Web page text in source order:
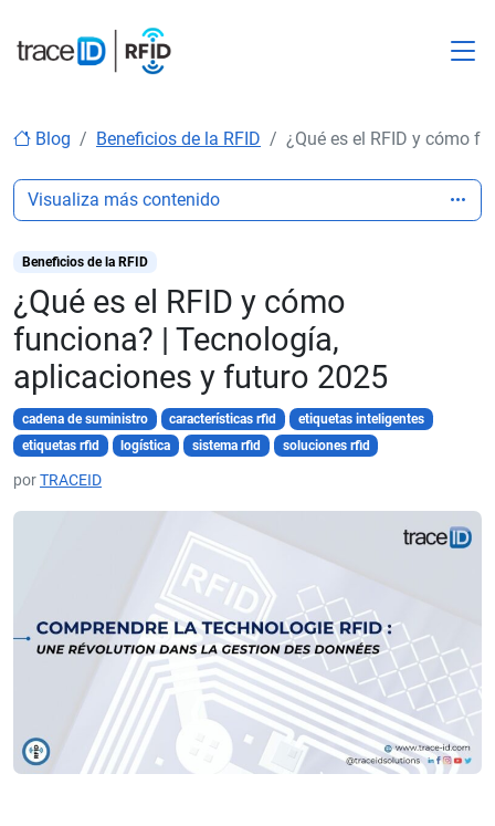
Blog Beneficios de la RFID ¿Qué es el RFID y cómo
Beneficios de la RFID
¿Qué es el RFID y cómo
funciona? | Tecnología,
aplicaciones y futuro 2025
cadena de suministro características rfid
etiquetas inteligentes
etiquetas rfid
logística sistema rfid soluciones rfid
porTRACEID
Visualiza más contenido